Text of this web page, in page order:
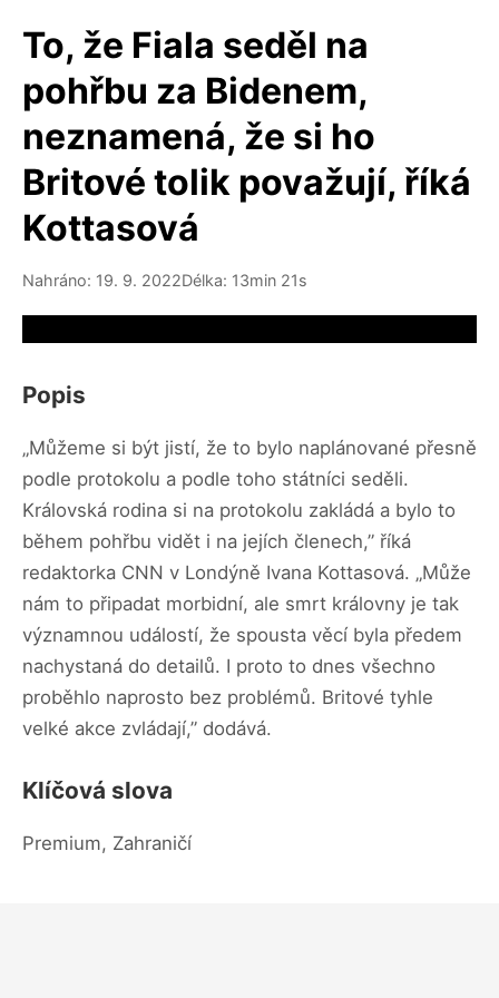
To, že Fiala seděl na
pohřbu za Bidenem,
neznamená, že si ho
Britové tolik považují, říká
Kottasová
Nahráno: 19. 9. 2022Délka: 13min 21s
Popis
„Můžeme si být jistí, že to bylo naplánované přesně
podle protokolu a podle toho státníci seděli.
Královská rodina si na protokolu zakládá a bylo to
během pohřbu vidět i na jejích členech,” říká
redaktorka CNN v Londýně Ivana Kottasová. „Může
nám to připadat morbidní, ale smrt královny je tak
významnou událostí, že spousta věcí byla předem
nachystaná do detailů. I proto to dnes všechno
proběhlo naprosto bez problémů. Britové tyhle
velké akce zvládají,” dodává.
Klíčová slova
Premium, Zahraničí